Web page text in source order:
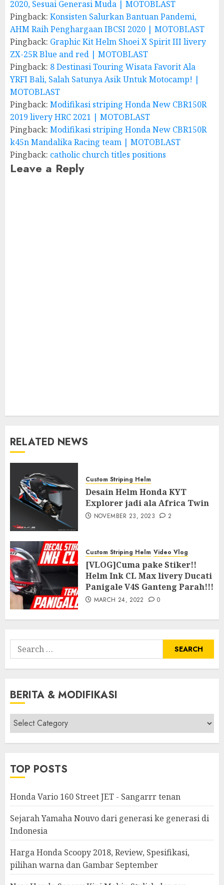
2020, Sesuai Generasi Muda | MOTOBLAST
Pingback: Konsisten Salurkan Bantuan Pandemi,
AHM Raih Penghargaan IBCSI 2020 | MOTOBLAST
Pingback: Graphic Kit Helm Shoei X Spirit III livery
ZX-25R Blue and red | MOTOBLAST
Pingback: 8 Destinasi Touring Wisata Favorit Ala
YRFI Bali, Salah Satunya Asik Untuk Motocamp! |
MOTOBLAST
Pingback: Modifikasi striping Honda New CBR150R
2019 livery HRC 2021 | MOTOBLAST
Pingback: Modifikasi striping Honda New CBR150R
k45n Mandalika Racing team | MOTOBLAST
Pingback: catholic church titles positions
Leave a Reply
RELATED NEWS
Custom Striping Helm
Desain Helm Honda KYT
Explorer jadi ala Africa Twin
NOVEMBER 23, 2023 2
Custom Striping Helm Video Vlog
[VLOG]Cuma pake Stiker!!
Helm Ink CL Max livery Ducati
Panigale V4S Ganteng Parah!!!
MARCH 24, 2022 0
Search
for:
BERITA & MODIFIKASI
Berita
&
Modifikasi
TOP POSTS
Honda Vario 160 Street JET - Sangarrr tenan
Sejarah Yamaha Nouvo dari generasi ke generasi di
Indonesia
Harga Honda Scoopy 2018, Review, Spesifikasi,
pilihan warna dan Gambar September